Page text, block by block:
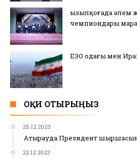
Қызылқоғада әлем
чемпиондары
ЕЭО одағы мен
ОҚИ ОТЫРЫҢЫЗ
25.12.2023
Атырауда Президент
22.12.2023